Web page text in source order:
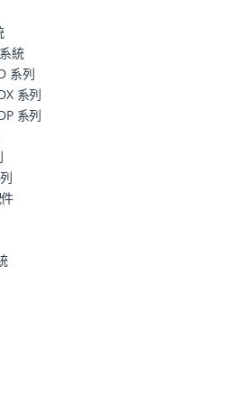
統
系列
系列
系列